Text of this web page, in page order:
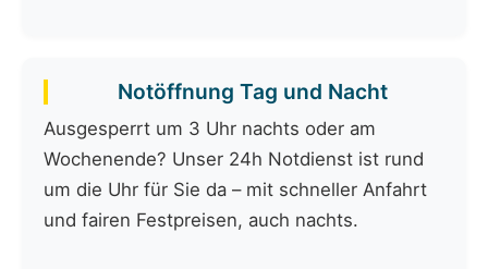
Notöffnung Tag und Nacht
Ausgesperrt um 3 Uhr nachts oder am
Wochenende? Unser 24h Notdienst ist rund
um die Uhr für Sie da – mit schneller Anfahrt
und fairen Festpreisen, auch nachts.